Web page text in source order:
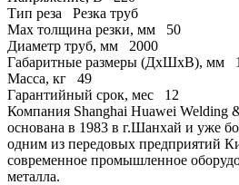
Тип реза
Резка труб
Max толщина резки, мм
50
Диаметр труб, мм
2000
Габаритные размеры (ДхШхВ), мм
Масса, кг
49
Гарантийный срок, мес
12
Компания Shanghai Huawei Welding
основана в 1983 в г.Шанхай и уже
одним из передовых предприятий
современное промышленное
металла.